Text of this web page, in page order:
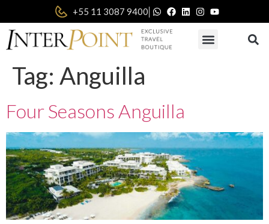
+55 11 3087 9400|
Tag: Anguilla
Four Seasons Anguilla